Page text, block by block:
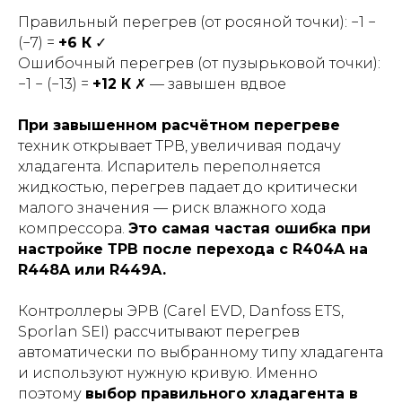
Правильный перегрев (от росяной точки): −1 −
(−7) = +6 К ✓
Ошибочный перегрев (от пузырьковой точки):
−1 − (−13) = +12 К ✗ — завышен вдвое
При завышенном расчётном перегреве
техник открывает ТРВ, увеличивая подачу
хладагента. Испаритель переполняется
жидкостью, перегрев падает до критически
малого значения — риск влажного хода
компрессора. Это самая частая ошибка при
настройке ТРВ после перехода с R404A на
R448A или R449A.
Контроллеры ЭРВ (Carel EVD, Danfoss ETS,
Sporlan SEI) рассчитывают перегрев
автоматически по выбранному типу хладагента
и используют нужную кривую. Именно
поэтому выбор правильного хладагента в